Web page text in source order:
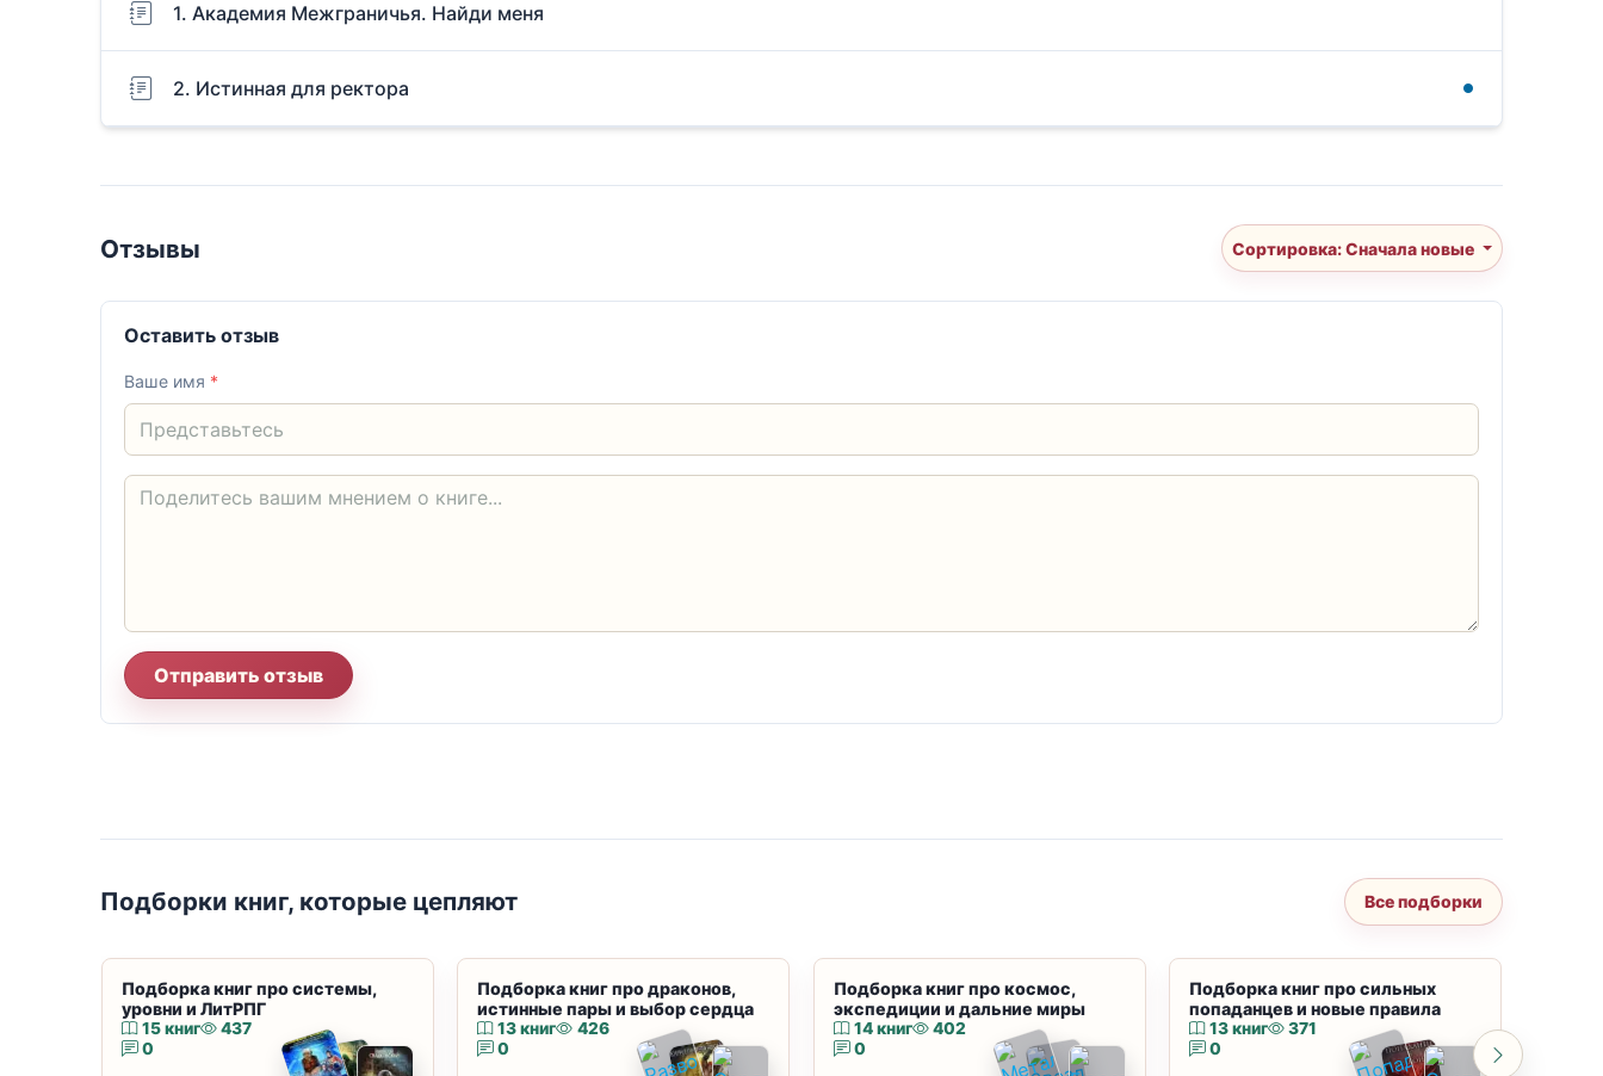
1. Академия Межграничья. Найди меня
2. Истинная для ректора
Отзывы Сортировка: Сначала новые
Оставить отзыв
Ваше имя *
Отправить отзыв
Подборки книг, которые цепляют Все подборки
Подборка книг про системы,
уровни и ЛитРПГ
15 книг
437
0
Подборка книг про драконов,
истинные пары и выбор сердца
13 книг
426
0
Подборка книг про космос,
экспедиции и дальние миры
14 книг
402
0
Подборка книг про сильных
попаданцев и новые правила
13 книг
371
0